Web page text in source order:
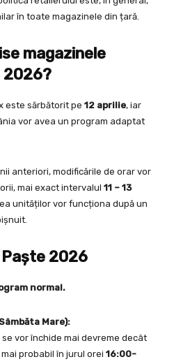
în toate magazinele din țară.
magazinele
2026?
este sărbătorit pe 12 aprilie, iar
vor avea un program adaptat
anteriori, modificările de orar vor
mai exact intervalul 11 – 13
unităților vor funcționa după un
2026
normal.
Mare):
vor închide mai devreme decât
probabil în jurul orei 16:00-